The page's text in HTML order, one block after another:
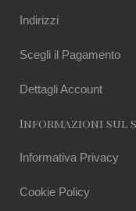
Indirizzi
Scegli il Pagamento
Dettagli Account
Informazioni sul
Informativa Privacy
Cookie Policy